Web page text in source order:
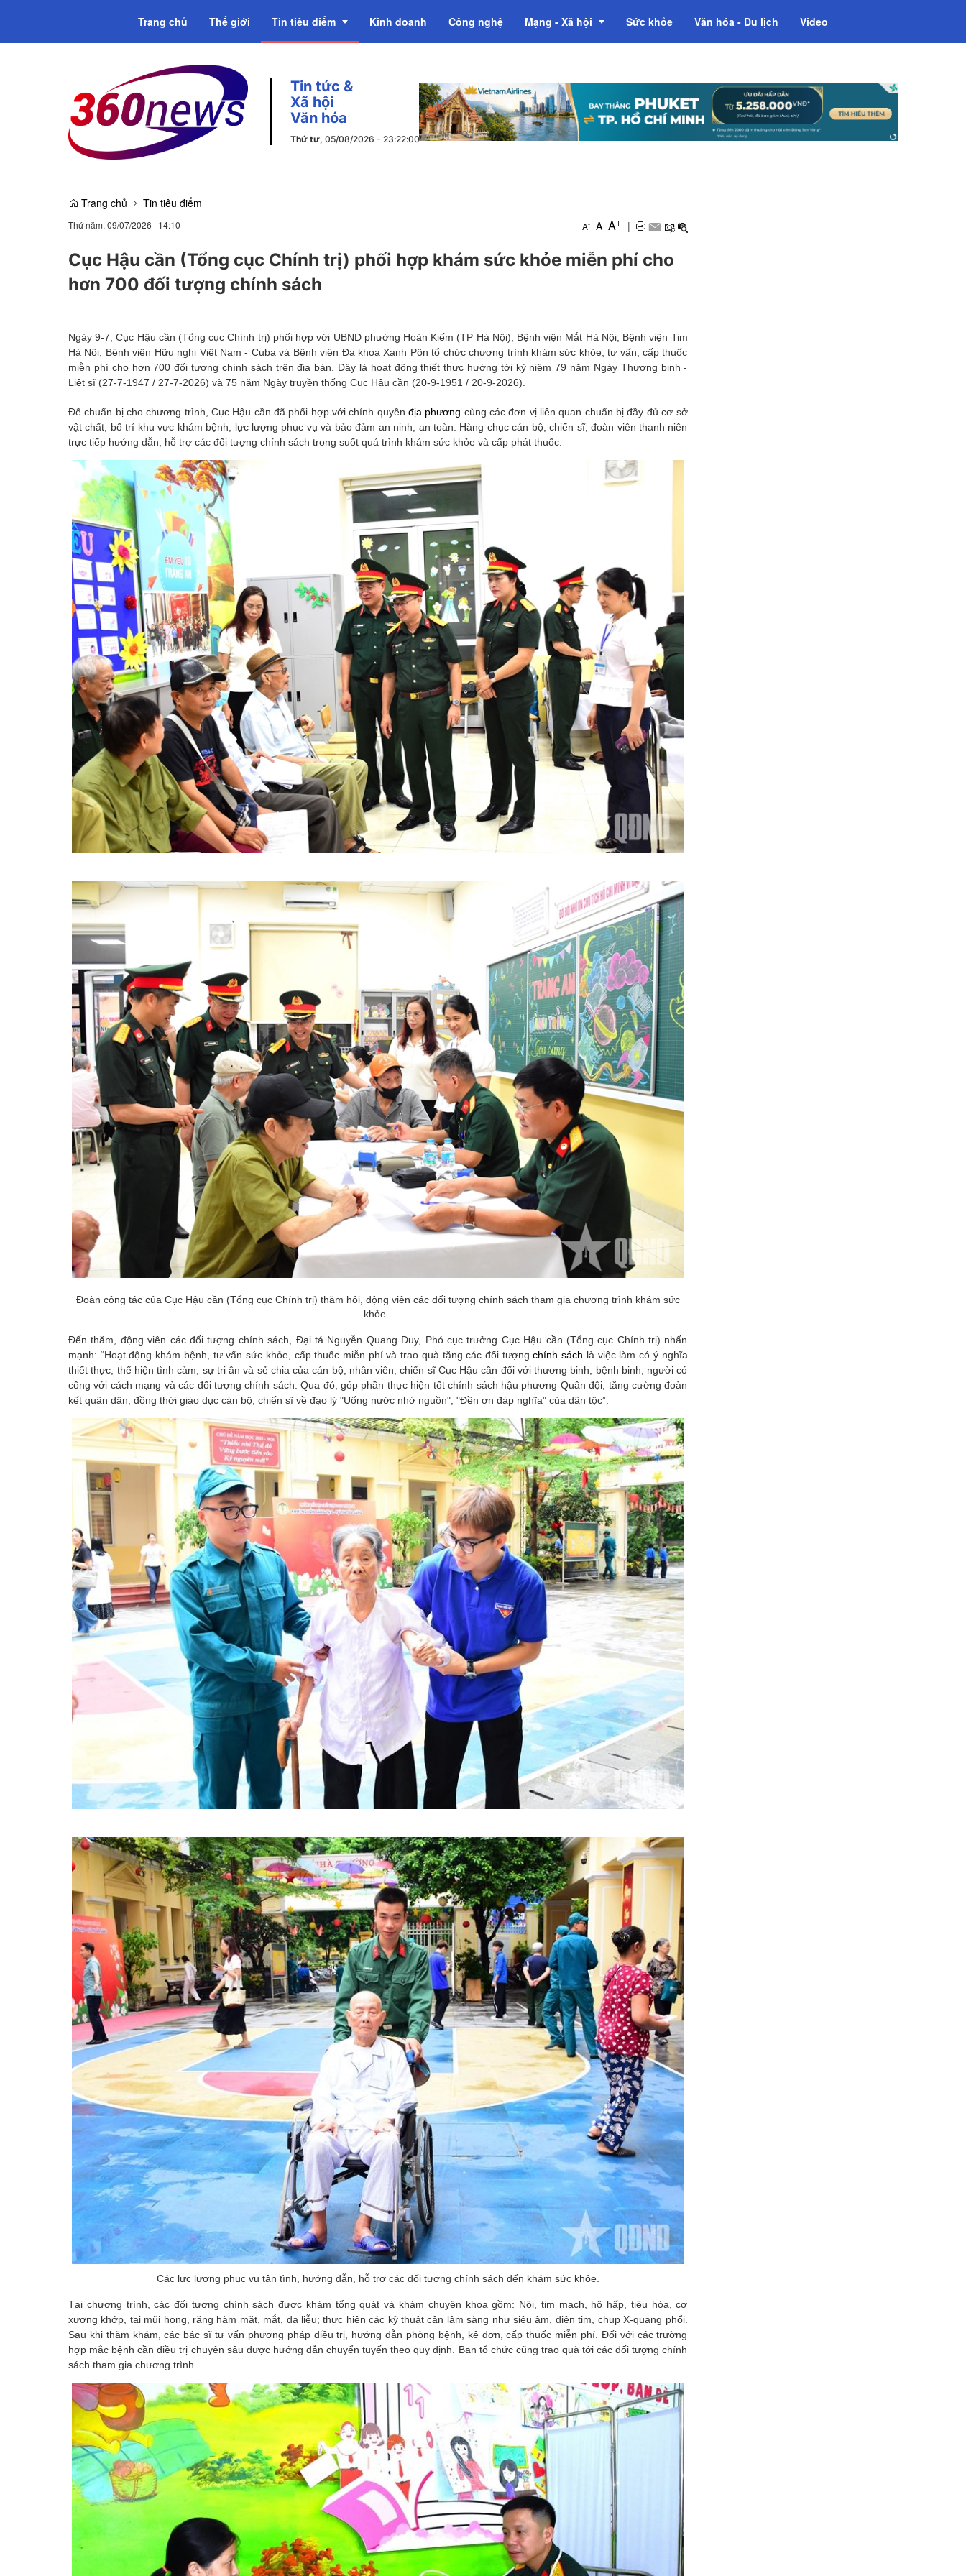
Trang chủ Thế giới Tin tiêu điểm
Emagazine
Kinh doanh Công nghệ Mạng - Xã hội
OCOP
Sức khỏe Văn hóa - Du lịch Video
Tin tức &
Xã hội
Văn hóa
Thứ tư, 05/08/2026 - 23:22:02
Trang chủ Tin tiêu điểm
Thứ năm, 09/07/2026 | 14:10 A- A A+ |
Cục Hậu cần (Tổng cục Chính trị) phối hợp khám sức khỏe miễn phí cho
hơn 700 đối tượng chính sách
Ngày 9-7, Cục Hậu cần (Tổng cục Chính trị) phối hợp với UBND phường Hoàn Kiếm (TP Hà Nội), Bệnh viện Mắt Hà Nội, Bệnh viện Tim
Hà Nội, Bệnh viện Hữu nghị Việt Nam - Cuba và Bệnh viện Đa khoa Xanh Pôn tổ chức chương trình khám sức khỏe, tư vấn, cấp thuốc
miễn phí cho hơn 700 đối tượng chính sách trên địa bàn. Đây là hoạt động thiết thực hướng tới kỷ niệm 79 năm Ngày Thương binh -
Liệt sĩ (27-7-1947 / 27-7-2026) và 75 năm Ngày truyền thống Cục Hậu cần (20-9-1951 / 20-9-2026).
Để chuẩn bị cho chương trình, Cục Hậu cần đã phối hợp với chính quyềnđịa phương cùng các đơn vị liên quan chuẩn bị đầy đủ cơ sở
vật chất, bố trí khu vực khám bệnh, lực lượng phục vụ và bảo đảm an ninh, an toàn. Hàng chục cán bộ, chiến sĩ, đoàn viên thanh niên
trực tiếp hướng dẫn, hỗ trợ các đối tượng chính sách trong suốt quá trình khám sức khỏe và cấp phát thuốc.
Đoàn công tác của Cục Hậu cần (Tổng cục Chính trị) thăm hỏi, động viên các đối tượng chính sách tham gia chương trình khám sức
khỏe.
Đến thăm, động viên các đối tượng chính sách, Đại tá Nguyễn Quang Duy, Phó cục trưởng Cục Hậu cần (Tổng cục Chính trị) nhấn
mạnh: “Hoạt động khám bệnh, tư vấn sức khỏe, cấp thuốc miễn phí và trao quà tặng các đối tượngchính sách là việc làm có ý nghĩa
thiết thực, thể hiện tình cảm, sự tri ân và sẻ chia của cán bộ, nhân viên, chiến sĩ Cục Hậu cần đối với thương binh, bệnh binh, người có
công với cách mạng và các đối tượng chính sách. Qua đó, góp phần thực hiện tốt chính sách hậu phương Quân đội, tăng cường đoàn
kết quân dân, đồng thời giáo dục cán bộ, chiến sĩ về đạo lý "Uống nước nhớ nguồn", "Đền ơn đáp nghĩa" của dân tộc”.
Các lực lượng phục vụ tận tình, hướng dẫn, hỗ trợ các đối tượng chính sách đến khám sức khỏe.
Tại chương trình, các đối tượng chính sách được khám tổng quát và khám chuyên khoa gồm: Nội, tim mạch, hô hấp, tiêu hóa, cơ
xương khớp, tai mũi họng, răng hàm mặt, mắt, da liễu; thực hiện các kỹ thuật cận lâm sàng như siêu âm, điện tim, chụp X-quang phổi.
Sau khi thăm khám, các bác sĩ tư vấn phương pháp điều trị, hướng dẫn phòng bệnh, kê đơn, cấp thuốc miễn phí. Đối với các trường
hợp mắc bệnh cần điều trị chuyên sâu được hướng dẫn chuyển tuyến theo quy định. Ban tổ chức cũng trao quà tới các đối tượng chính
sách tham gia chương trình.